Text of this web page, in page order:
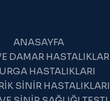
ANASAYFA
DAMAR
HASTALIKLARI
SINIR HASTALIKLARI